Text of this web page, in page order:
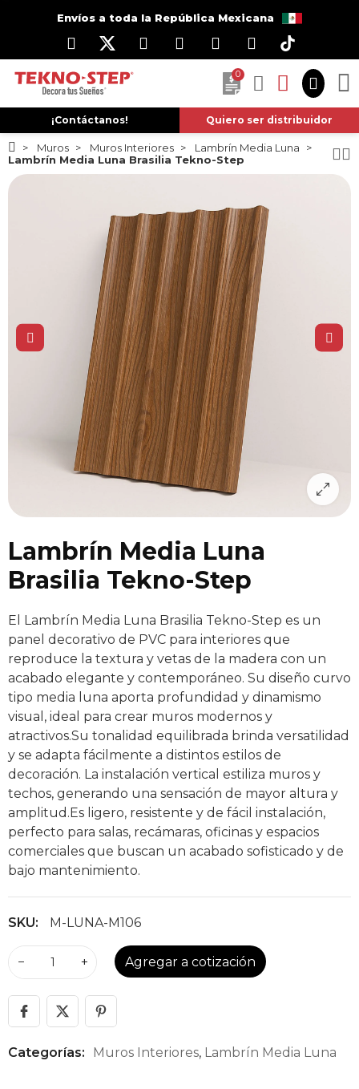
Envíos a toda la República Mexicana
0
¡Contáctanos! Quiero ser distribuidor
Muros Muros Interiores
Lambrín Media Luna
Lambrín Media Luna Brasilia Tekno-Step
Lambrín Media Luna
Brasilia Tekno-Step
El Lambrín Media Luna Brasilia Tekno-Step es un
panel decorativo de PVC para interiores que
reproduce la textura y vetas de la madera con un
acabado elegante y contemporáneo. Su diseño curvo
tipo media luna aporta profundidad y dinamismo
visual, ideal para crear muros modernos y
atractivos.Su tonalidad equilibrada brinda versatilidad
y se adapta fácilmente a distintos estilos de
decoración. La instalación vertical estiliza muros y
techos, generando una sensación de mayor altura y
amplitud.Es ligero, resistente y de fácil instalación,
perfecto para salas, recámaras, oficinas y espacios
comerciales que buscan un acabado sofisticado y de
bajo mantenimiento.
SKU: M-LUNA-M106
− + Agregar a cotización
Categorías: Muros Interiores, Lambrín Media Luna